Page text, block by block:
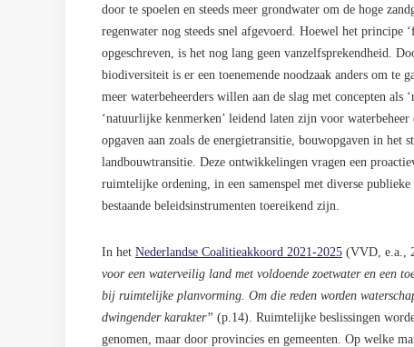
door te spoelen en steeds meer grondwater om de hoge
regenwater nog steeds snel afgevoerd. Hoewel het
opgeschreven, is het nog lang geen vanzelfsprekendheid.
biodiversiteit is er een toenemende noodzaak anders om te
meer waterbeheerders willen aan de slag met concepten
‘natuurlijke kenmerken’ leidend laten zijn voor
opgaven aan zoals de energietransitie, bouwopgaven in
landbouwtransitie. Deze ontwikkelingen vragen een
ruimtelijke ordening, in een samenspel met diverse
bestaande beleidsinstrumenten toereikend zijn.
In het Nederlandse Coalitieakkoord 2021-2025 (VVD, e.a.,
voor een waterveilig land met voldoende zoetwater en een
bij ruimtelijke planvorming. Om die reden worden
dwingender karakter” (p.14). Ruimtelijke beslissingen
genomen, maar door provincies en gemeenten. Op welke